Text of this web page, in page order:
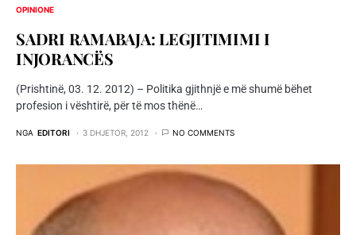
OPINIONE
SADRI RAMABAJA: LEGJITIMIMI I
INJORANCËS
(Prishtinë, 03. 12. 2012) – Politika gjithnjë e më shumë bëhet
profesion i vështirë, për të mos thënë…
NGA EDITORI 3 DHJETOR, 2012 NO COMMENTS